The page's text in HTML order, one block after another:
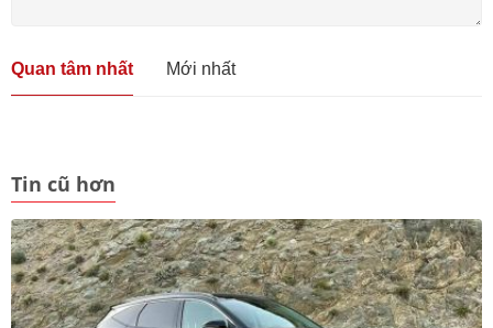
Quan tâm nhất Mới nhất
Tin cũ hơn